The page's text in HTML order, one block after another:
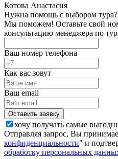
Котова Анастасия
Нужна помощь с выбором тура?
Мы поможем! Оставьте свой
консультацию менеджера по
Ваш номер телефона
Как вас зовут
Ваш email
хочу получать самые
Отправляя запрос, Вы
конфиденциальности" и
обработку персональных